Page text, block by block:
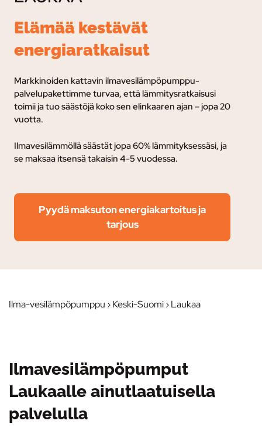
Elämää kestävät
energiaratkaisut
Markkinoiden kattavin ilmavesilämpöpumppu-
palvelupakettimme turvaa, että lämmitysratkaisusi
toimii ja tuo säästöjä koko sen elinkaaren ajan – jopa 20
vuotta.
Ilmavesilämmöllä säästät jopa 60% lämmityksessäsi, ja
se maksaa itsensä takaisin 4-5 vuodessa.
Pyydä maksuton energiakartoitus ja
tarjous
Ilma-vesilämpöpumppu ›Keski-Suomi› Laukaa
Ilmavesilämpöpumput
Laukaalle ainutlaatuisella
palvelulla